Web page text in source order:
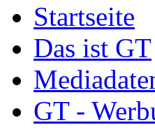
Startseite
Das ist GT
GT -